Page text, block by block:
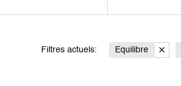
Filtres actuels: Equilibre